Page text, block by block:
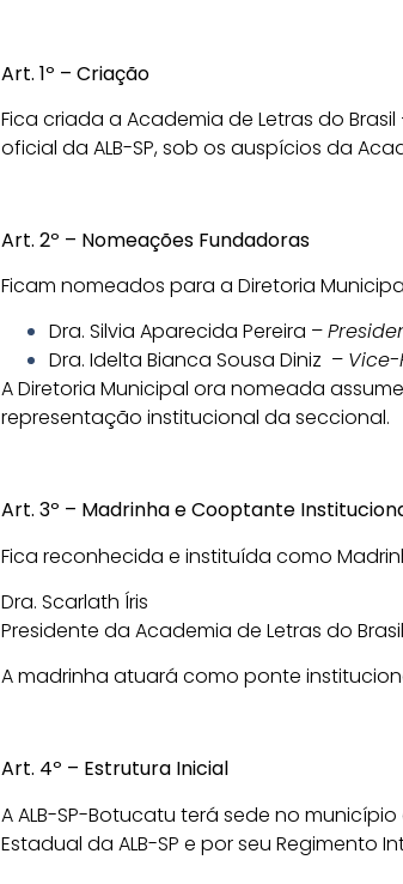
Art. 1º – Criação
Fica criada a Academia de Letras do
oficial da ALB-SP, sob os auspícios da
Art. 2º – Nomeações Fundadoras
Ficam nomeados para a Diretoria
Dra. Silvia Aparecida Pereira –
Dra. Idelta Bianca Sousa Diniz –
A Diretoria Municipal ora nomeada
representação institucional da seccional.
Art. 3º – Madrinha e Cooptante
Fica reconhecida e instituída como
Dra. Scarlath Íris
Presidente da Academia de Letras do
A madrinha atuará como ponte
Art. 4º – Estrutura Inicial
A ALB-SP-Botucatu terá sede no
Estadual da ALB-SP e por seu Regimento